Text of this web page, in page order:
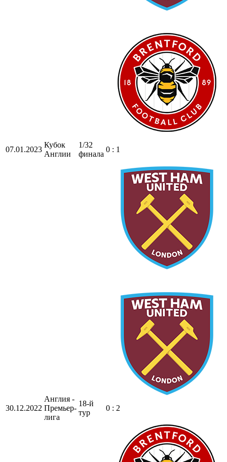
07.01.2023
Кубок
Англии
1/32
финала
0 : 1
30.12.2022
Англия -
Премьер-
лига
18-й
тур
0 : 2